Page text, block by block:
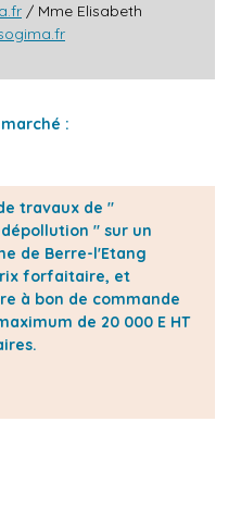
/ Mme Elisabeth
:
travaux de "
" sur un
de Berre-l'Etang
forfaitaire, et
à bon de commande
de 20 000 E HT